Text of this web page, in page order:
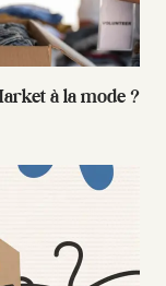
à la mode ?